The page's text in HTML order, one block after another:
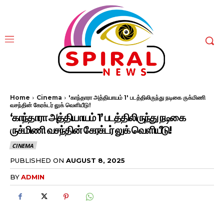
Home Cinema
'காந்தாரா அத்தியாயம் 1' படத்திலிருந்து நடிகை ருக்‌மிணி
வசந்தின் கேரக்டர் லுக் வெளியீடு!
‘காந்தாரா அத்தியாயம் 1’ படத்திலிருந்து நடிகை
ருக்‌மிணி வசந்தின் கேரக்டர் லுக் வெளியீடு!
CINEMA
PUBLISHED ON AUGUST 8, 2025
BYADMIN